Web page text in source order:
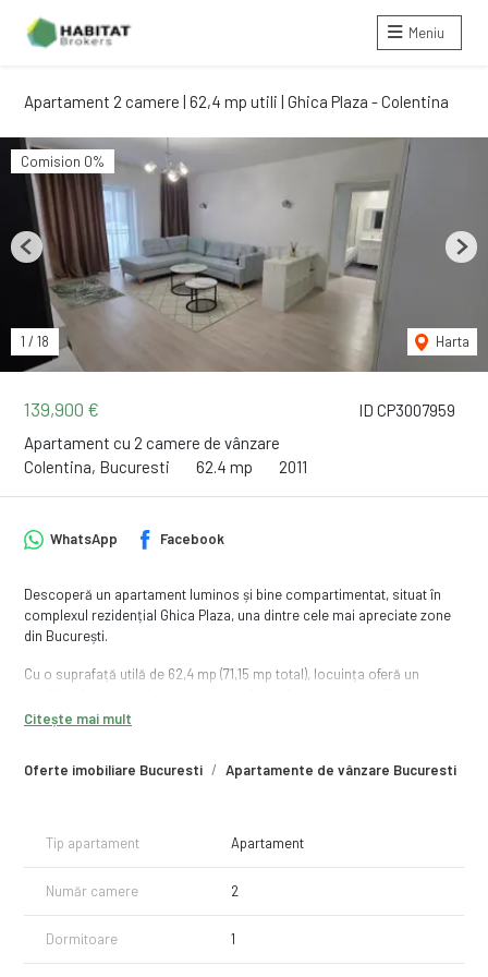
Meniu
Apartament 2 camere | 62,4 mp utili | Ghica Plaza - Colentina
ID CP3007959
139,900 €
Apartament cu 2 camere de vânzare
Colentina, Bucuresti
62.4 mp 2011
Comision 0%
1 / 18 Harta
Previous Next
Oferte imobiliare Bucuresti Apartamente de vânzare Bucuresti
WhatsApp Facebook
Descoperă un apartament luminos și bine compartimentat, situat în
complexul rezidențial Ghica Plaza, una dintre cele mai apreciate zone
din București.
Cu o suprafață utilă de 62,4 mp (71,15 mp total), locuința oferă un
atât pentru locuire, cât și pentru investiție.
bucătărie separată
baie
Este situat la etajul 2 din 3, într-un bloc cu lift și regim redus de
înălțime, apreciat pentru liniște și intimitate.
Citește mai mult
Tip apartament Apartament
Număr camere 2
Dormitoare 1